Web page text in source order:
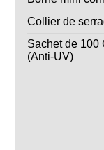
Collier de
Sachet de 100
(Anti-UV)